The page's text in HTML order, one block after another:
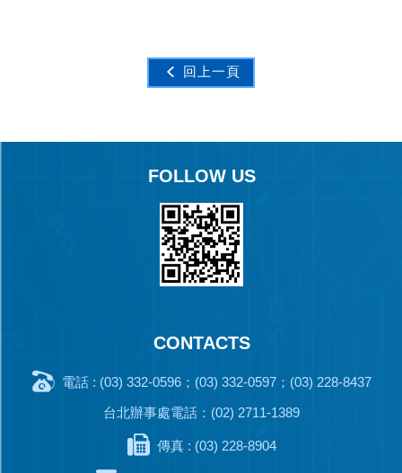
回上一頁
FOLLOW US
CONTACTS
電話 : (03) 332-0596；(03) 332-0597；(03) 228-8437
台北辦事處電話：(02) 2711-1389
傳真 : (03) 228-8904